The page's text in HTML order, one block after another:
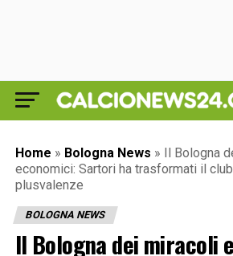
Home » Bologna News » Il Bologna
economici: Sartori ha trasformati il
plusvalenze
BOLOGNA NEWS
Il Bologna dei miracoli